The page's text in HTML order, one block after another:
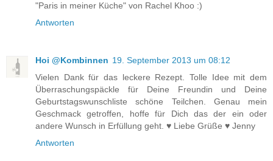
"Paris in meiner Küche" von Rachel Khoo :)
Antworten
Hoi @Kombinnen 19. September 2013 um 08:12
Vielen Dank für das leckere Rezept. Tolle Idee mit dem
Überraschungspäckle für Deine Freundin und Deine
Geburtstagswunschliste schöne Teilchen. Genau mein
Geschmack getroffen, hoffe für Dich das der ein oder
andere Wunsch in Erfüllung geht. ♥ Liebe Grüße ♥ Jenny
Antworten